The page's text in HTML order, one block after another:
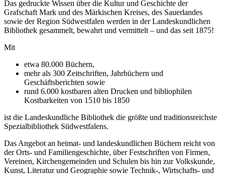
Das gedruckte Wissen über die Kultur und Geschichte der
Grafschaft Mark und des Märkischen Kreises, des Sauerlandes
sowie der Region Südwestfalen werden in der Landeskundlichen
Bibliothek gesammelt, bewahrt und vermittelt – und das seit 1875!
Mit
etwa 80.000 Büchern,
mehr als 300 Zeitschriften, Jahrbüchern und
Geschäftsberichten sowie
rund 6.000 kostbaren alten Drucken und bibliophilen
Kostbarkeiten von 1510 bis 1850
ist die Landeskundliche Bibliothek die größte und traditionsreichste
Spezialbibliothek Südwestfalens.
Das Angebot an heimat- und landeskundlichen Büchern reicht von
der Orts- und Familiengeschichte, über Festschriften von Firmen,
Vereinen, Kirchengemeinden und Schulen bis hin zur Volkskunde,
Kunst, Literatur und Geographie sowie Technik-, Wirtschafts- und